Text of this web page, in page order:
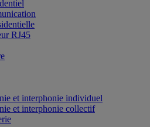
RJ45
et interphonie individuel
et interphonie collectif